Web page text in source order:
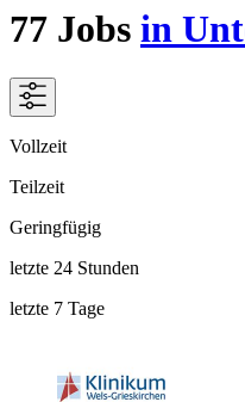
77 Jobs in
Vollzeit
Teilzeit
Geringfügig
letzte 24 Stunden
letzte 7 Tage